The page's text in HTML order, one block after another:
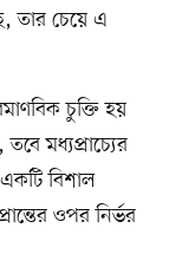
তার চেয়ে এ
চুক্তি হয়
মধ্যপ্রাচ্যের
বিশাল
ওপর নির্ভর